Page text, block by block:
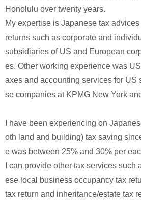
Honolulu over twenty years.
My expertise is Japanese tax
returns such as corporate and
subsidiaries of US and European
es. Other working experience was
axes and accounting services for US
se companies at KPMG New York
I have been experiencing on
oth land and building) tax saving
e was between 25% and 30% per
I can provide other tax services such
ese local business occupancy tax
tax return and inheritance/estate tax